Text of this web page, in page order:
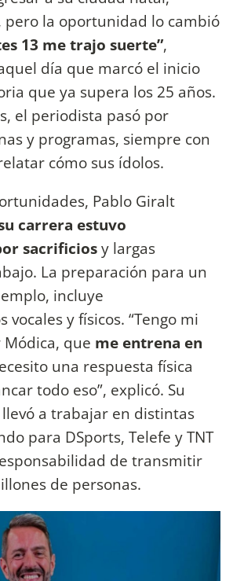
pero la oportunidad lo cambió
13 me trajo suerte”,
día que marcó el inicio
que ya supera los 25 años.
el periodista pasó por
y programas, siempre con
cómo sus ídolos.
Pablo Giralt
carrera estuvo
sacrificiosy largas
La preparación para un
incluye
y físicos. “Tengo mi
Módica, que me entrena en
una respuesta física
todo eso”, explicó. Su
a trabajar en distintas
para DSports, Telefe y TNT
de transmitir
de personas.